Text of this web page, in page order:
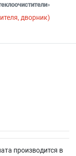
»
дворник)
производится в